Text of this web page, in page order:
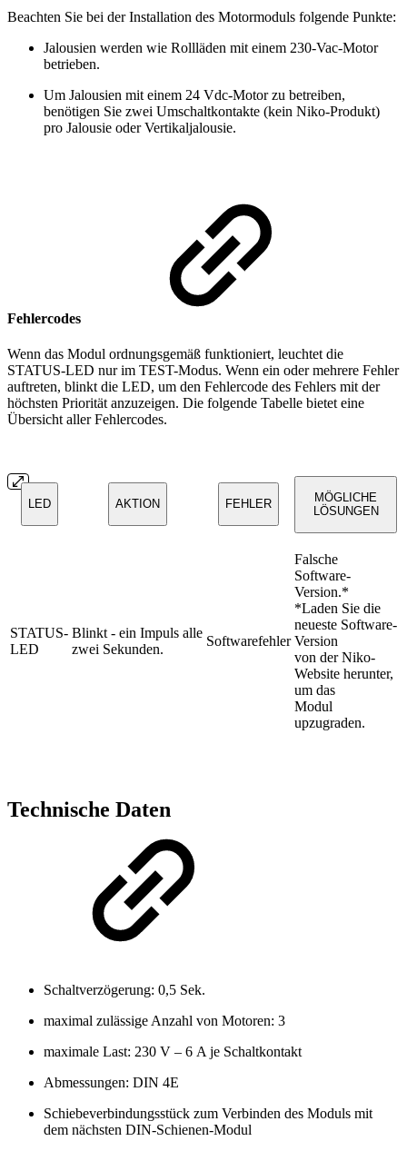
Beachten Sie bei der Installation des Motormoduls folgende Punkte:
Jalousien werden wie Rollläden mit einem 230-Vac-Motor
betrieben.
Um Jalousien mit einem 24 Vdc-Motor zu betreiben,
benötigen Sie zwei Umschaltkontakte (kein Niko-Produkt)
pro Jalousie oder Vertikaljalousie.
Fehlercodes
Wenn das Modul ordnungsgemäß funktioniert, leuchtet die
STATUS-LED nur im TEST-Modus. Wenn ein oder mehrere Fehler
auftreten, blinkt die LED, um den Fehlercode des Fehlers mit der
höchsten Priorität anzuzeigen. Die folgende Tabelle bietet eine
Übersicht aller Fehlercodes.
LED AKTION FEHLER
MÖGLICHE
LÖSUNGEN
STATUS-
LED
Blinkt - ein Impuls alle
zwei Sekunden.
Softwarefehler
Falsche
Software-
Version.*
*Laden Sie die
neueste Software-
Version
von der Niko-
Website herunter,
um das
Modul
upzugraden.
Technische Daten
Schaltverzögerung: 0,5 Sek.
maximal zulässige Anzahl von Motoren: 3
maximale Last: 230 V – 6 A je Schaltkontakt
Abmessungen: DIN 4E
Schiebeverbindungsstück zum Verbinden des Moduls mit
dem nächsten DIN-Schienen-Modul